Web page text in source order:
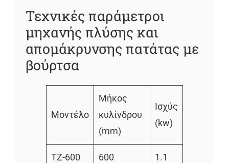
Τεχνικές παράμετροι
μηχανής πλύσης και
απομάκρυνσης πατάτας με
βούρτσα
Μοντέλο
Μήκος
κυλίνδρου
(mm)
Ισχύς
(kw)
TZ-600 600 1.1